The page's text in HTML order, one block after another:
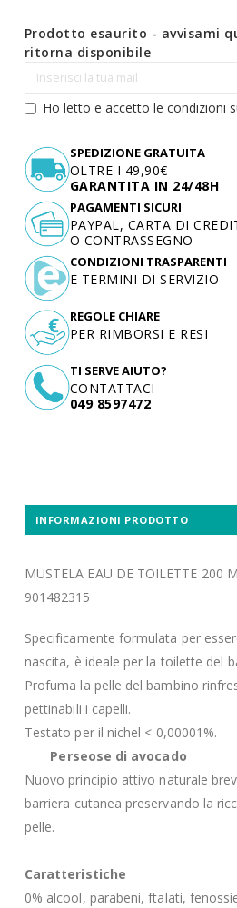
Prodotto esaurito - avvisami
ritorna disponibile
Ho letto e accetto le condizioni
SPEDIZIONE GRATUITA
OLTRE I 49,90€
GARANTITA IN 24/48H
TI SERVE AIUTO?
CONTATTACI
049 8597472
PAGAMENTI SICURI
PAYPAL, CARTA DI
O CONTRASSEGNO
CONDIZIONI TRASPARENTI
E TERMINI DI SERVIZIO
REGOLE CHIARE
PER RIMBORSI E RESI
INFORMAZIONI PRODOTTO
MUSTELA EAU DE TOILETTE 200
901482315
Specificamente formulata per
nascita, è ideale per la toilette del
Profuma la pelle del bambino
pettinabili i capelli.
Testato per il nichel < 0,00001%.
Perseose di avocado
Nuovo principio attivo naturale
barriera cutanea preservando la
pelle.
Caratteristiche
0% alcool, parabeni, ftalati,